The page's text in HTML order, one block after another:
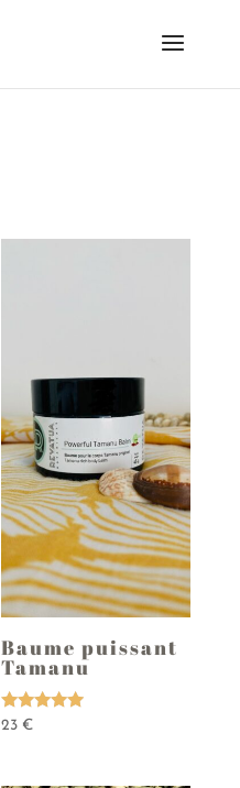
Baume puissant
Tamanu
Note
23 €